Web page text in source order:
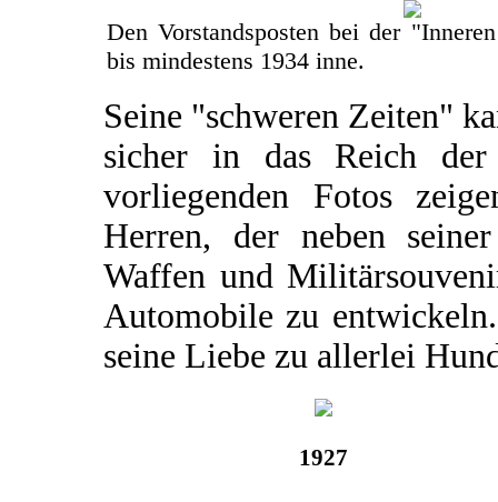
Den Vorstandsposten bei der
bis mindestens 1934 inne.
Seine "schweren Zeiten"
sicher in das Reich der
vorliegenden Fotos
Herren, der neben
Waffen und
Automobile zu
seine Liebe zu allerlei
1927